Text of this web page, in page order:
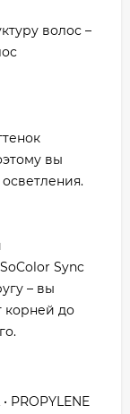
волос –
вы
Sync
– вы
корней до
PROPYLENE